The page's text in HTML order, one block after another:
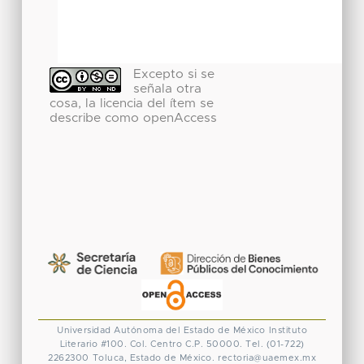
Excepto si se
señala otra
cosa, la licencia del ítem se
describe como openAccess
Universidad Autónoma del Estado de México
Instituto
Literario #100. Col. Centro C.P. 50000. Tel. (01-722)
2262300 Toluca, Estado de México. rectoria@uaemex.mx